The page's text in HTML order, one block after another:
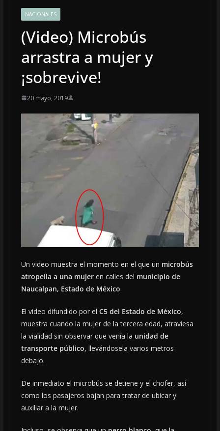
NACIONALES
(Video) Microbús
arrastra a mujer y
¡sobrevive!
20 mayo, 2019
Un video muestra el momento en el que un microbús
atropella a una mujeren calles del municipio de
Naucalpan, Estado de México.
El video difundido por el C5 del Estado de México,
muestra cuando la mujer de la tercera edad, atraviesa
la vialidad sin observar que venía la unidad de
transporte público, llevándosela varios metros
debajo.
De inmediato el microbús se detiene y el chofer, así
como los pasajeros bajan para tratar de ubicar y
auxiliar a la mujer.